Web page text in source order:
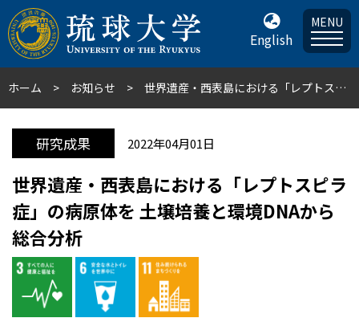
English
MENU
ホーム お知らせ 世界遺産・西表島における「レプトスピラ症」の病原体を 土壌培養と環境DNAから総合分析
研究成果 2022年04月01日
世界遺産・西表島における「レプトスピラ
症」の病原体を 土壌培養と環境DNAから
総合分析